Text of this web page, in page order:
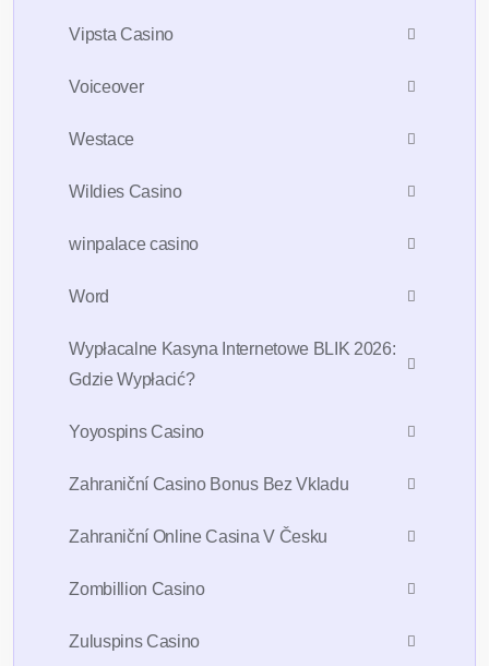
Vipsta Casino
Voiceover
Westace
Wildies Casino
winpalace casino
Word
Wypłacalne Kasyna Internetowe BLIK 2026:
Gdzie Wypłacić?
Yoyospins Casino
Zahraniční Casino Bonus Bez Vkladu
Zahraniční Online Casina V Česku
Zombillion Casino
Zuluspins Casino